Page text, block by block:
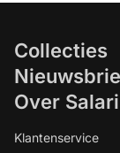
Collecties
Over
Klantenservice